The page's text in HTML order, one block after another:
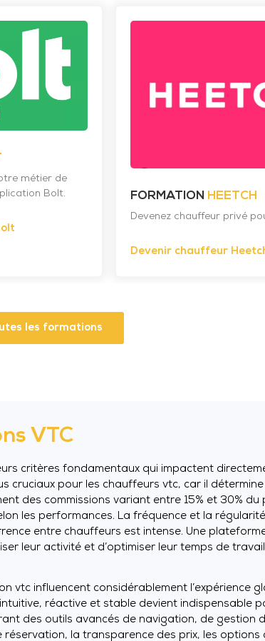
métier de
Bolt.
FORMATION HEETCH
Devenez chauffeur privé
Devenir chauffeur
les formations
VTC
critères fondamentaux qui impactent
cruciaux pour les chauffeurs vtc, car il
des commissions variant entre 15% et 30% du
les performances. La fréquence et la
entre chauffeurs est intense. Une
leur activité et d’optimiser leur temps de
vtc influencent considérablement l’expérience
réactive et stable devient indispensable
des outils avancés de navigation, de gestion
la transparence des prix, les